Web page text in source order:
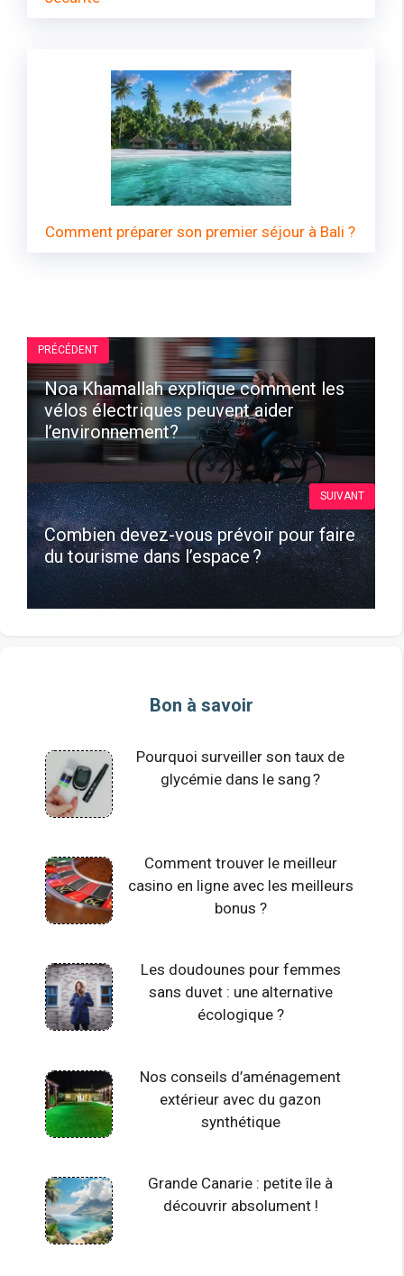
Comment préparer son premier séjour à Bali ?
PRÉCÉDENT
Noa Khamallah explique comment les
vélos électriques peuvent aider
l’environnement?
Combien devez-vous prévoir pour faire
du tourisme dans l’espace ?
SUIVANT
Bon à savoir
Pourquoi surveiller son taux de
glycémie dans le sang ?
Comment trouver le meilleur
casino en ligne avec les meilleurs
bonus ?
Les doudounes pour femmes
sans duvet : une alternative
écologique ?
Nos conseils d’aménagement
extérieur avec du gazon
synthétique
Grande Canarie : petite île à
découvrir absolument !